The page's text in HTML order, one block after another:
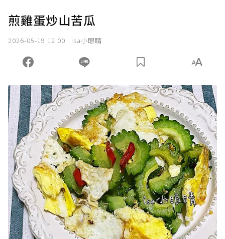
煎雞蛋炒山苦瓜
2026-05-19 12:00 isa小眼睛